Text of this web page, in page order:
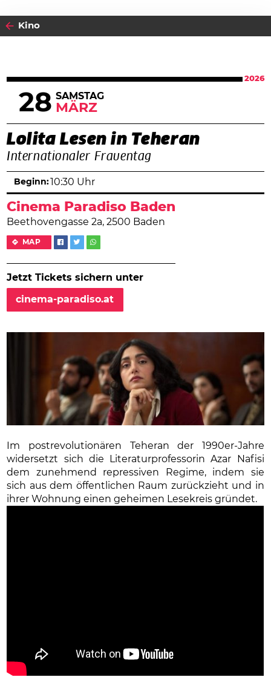
Kino
2026
28 SAMSTAG
MÄRZ
Lolita Lesen in Teheran
Internationaler Frauentag
Cinema Paradiso Baden
Beethovengasse 2a, 2500 Baden
MAP
Jetzt Tickets sichern unter
cinema-paradiso.at
Beginn: 10:30 Uhr
Im postrevolutionären Teheran der 1990er-Jahre
widersetzt sich die Literaturprofessorin Azar Nafisi
dem zunehmend repressiven Regime, indem sie
sich aus dem öffentlichen Raum zurückzieht und in
ihrer Wohnung einen geheimen Lesekreis gründet.